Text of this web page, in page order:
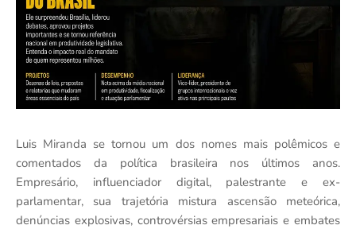
Luis Miranda se tornou um dos nomes mais polêmicos e
comentados da política brasileira nos últimos anos.
Empresário, influenciador digital, palestrante e ex-
parlamentar, sua trajetória mistura ascensão meteórica,
denúncias explosivas, controvérsias empresariais e embates